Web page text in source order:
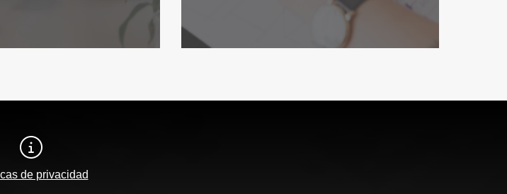
de privacidad